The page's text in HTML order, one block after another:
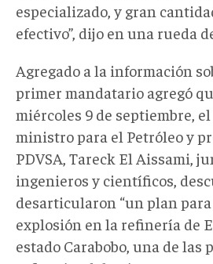
especializado, y gran
efectivo”, dijo en una rueda
Agregado a la información
primer mandatario agregó
miércoles 9 de septiembre,
ministro para el Petróleo y
PDVSA, Tareck El Aissami,
ingenieros y científicos,
desarticularon “un plan
explosión en la refinería de
estado Carabobo, una de las